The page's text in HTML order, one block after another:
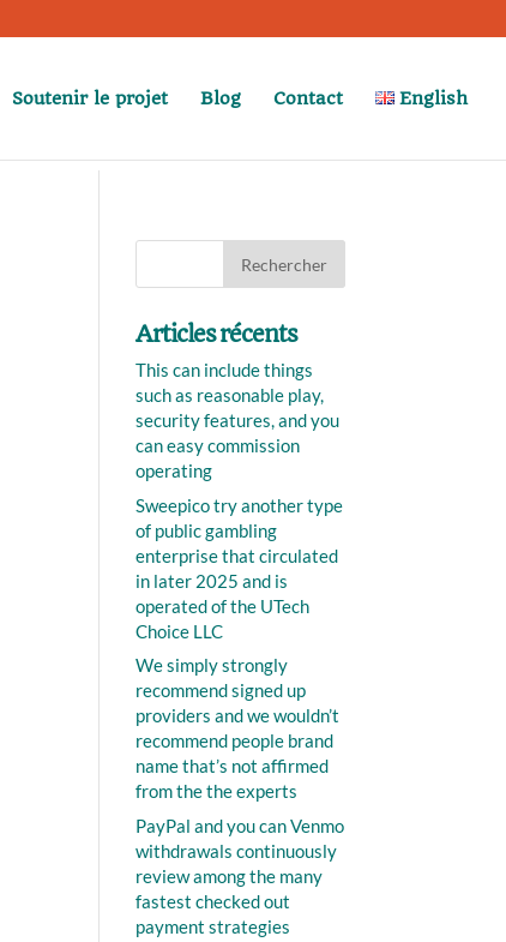
Soutenir le projet Blog Contact English
Articles récents
This can include things
such as reasonable play,
security features, and you
can easy commission
operating
Sweepico try another type
of public gambling
enterprise that circulated
in later 2025 and is
operated of the UTech
Choice LLC
We simply strongly
recommend signed up
providers and we wouldn’t
recommend people brand
name that’s not affirmed
from the the experts
PayPal and you can Venmo
withdrawals continuously
review among the many
fastest checked out
payment strategies